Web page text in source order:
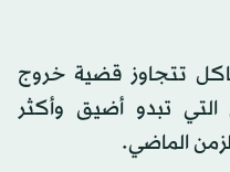
تتجاوز قضية خروج
التي تبدو أضيق وأكثر
الماضي.